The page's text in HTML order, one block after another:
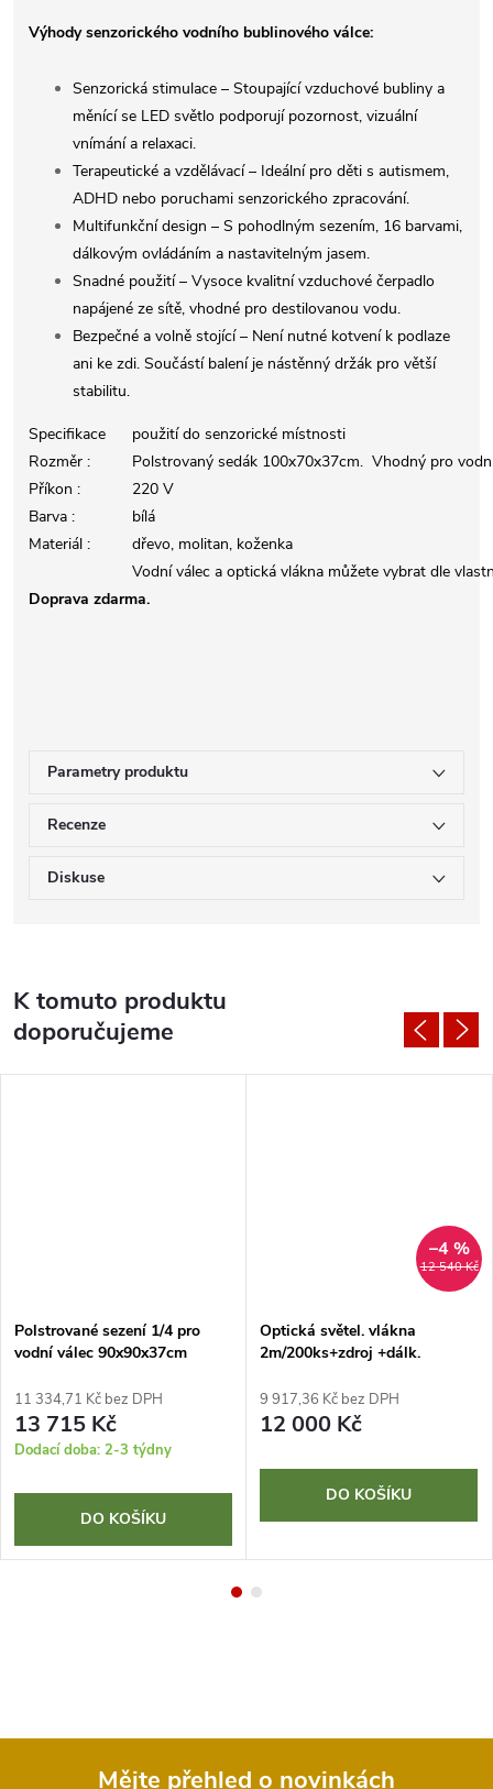
Výhody senzorického vodního bublinového válce:
Senzorická stimulace – Stoupající vzduchové bubliny a
měnící se LED světlo podporují pozornost, vizuální
vnímání a relaxaci.
Terapeutické a vzdělávací – Ideální pro děti s autismem,
ADHD nebo poruchami senzorického zpracování.
Multifunkční design – S pohodlným sezením, 16 barvami,
dálkovým ovládáním a nastavitelným jasem.
Snadné použití – Vysoce kvalitní vzduchové čerpadlo
napájené ze sítě, vhodné pro destilovanou vodu.
Bezpečné a volně stojící – Není nutné kotvení k podlaze
ani ke zdi. Součástí balení je nástěnný držák pro větší
stabilitu.
Specifikace
použití do senzorické místnosti
Rozměr :
Polstrovaný sedák 100x70x37cm. Vhodný pro
Příkon :
220 V
Barva :
bílá
Materiál :
dřevo, molitan, koženka
Vodní válec a optická vlákna můžete vybrat dle
Doprava zdarma.
Parametry produktu
Recenze
Diskuse
K tomuto produktu
doporučujeme
Polstrované sezení 1/4 pro
vodní válec 90x90x37cm
11 334,71 Kč bez DPH
13 715 Kč
Dodací doba: 2-3 týdny
DO KOŠÍKU
12 540 Kč
–4 %
Optická světel. vlákna
2m/200ks+zdroj +dálk.
9 917,36 Kč bez DPH
12 000 Kč
DO KOŠÍKU
Mějte přehled o novinkách